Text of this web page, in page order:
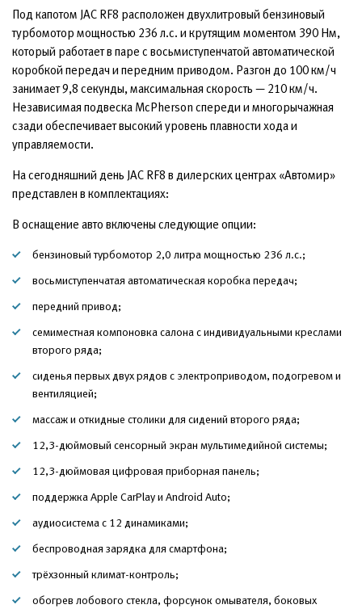
Под капотом JAC RF8 расположен двухлитровый бензиновый
турбомотор мощностью 236 л.с. и крутящим моментом 390 Нм,
который работает в паре с восьмиступенчатой автоматической
коробкой передач и передним приводом. Разгон до 100 км/ч
занимает 9,8 секунды, максимальная скорость — 210 км/ч.
Независимая подвеска McPherson спереди и многорычажная
сзади обеспечивает высокий уровень плавности хода и
управляемости.
На сегодняшний день JAC RF8 в дилерских центрах «Автомир»
представлен в комплектациях:
В оснащение авто включены следующие опции:
бензиновый турбомотор 2,0 литра мощностью 236 л.с.;
восьмиступенчатая автоматическая коробка передач;
передний привод;
семиместная компоновка салона с индивидуальными креслами
второго ряда;
сиденья первых двух рядов с электроприводом, подогревом и
вентиляцией;
массаж и откидные столики для сидений второго ряда;
12,3-дюймовый сенсорный экран мультимедийной системы;
12,3-дюймовая цифровая приборная панель;
поддержка Apple CarPlay и Android Auto;
аудиосистема с 12 динамиками;
беспроводная зарядка для смартфона;
трёхзонный климат-контроль;
обогрев лобового стекла, форсунок омывателя, боковых